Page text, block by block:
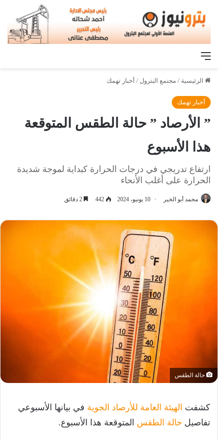
القائمة
الرئيسية / مجتمع البترول / أخبار تهمك
أخبار تهمك
” الأرصاد ” حالة الطقس المتوقعة
هذا الأسبوع
ارتفاع تدريجي في درجات الحرارة كبداية لموجة شديدة
الحرارة على أغلب الأنحاء
محمد أبو الخير 10 يونيو، 2024 442
حالة الطقس
كشفت الهيئة العامة للأرصاد الجوية في بيانها الأسبوعي
تفاصيل حالة الطقس المتوقعة هذا الأسبوع.